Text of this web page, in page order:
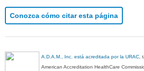
Conozca cómo citar esta página
A.D.A.M., Inc. está acreditada por la URAC ,
American Accreditation HealthCare